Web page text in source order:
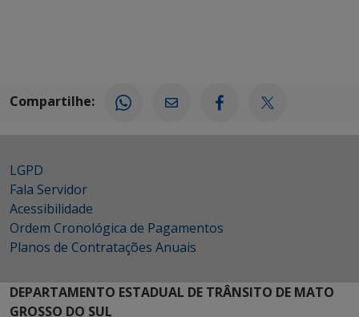
Compartilhe:
LGPD
Fala Servidor
Acessibilidade
Ordem Cronológica de Pagamentos
Planos de Contratações Anuais
DEPARTAMENTO ESTADUAL DE TRÂNSITO DE MATO
GROSSO DO SUL